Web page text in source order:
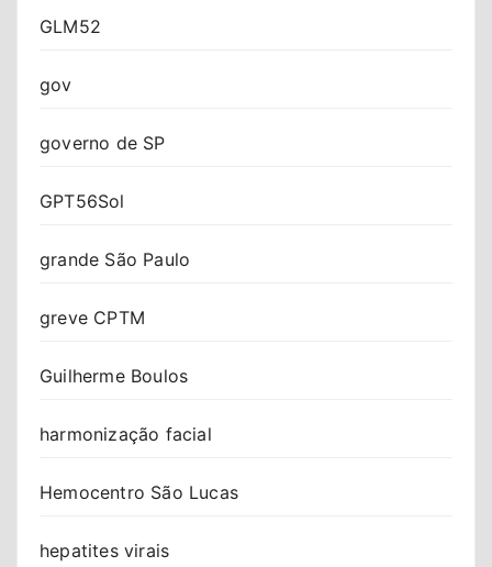
GLM52
gov
governo de SP
GPT56Sol
grande São Paulo
greve CPTM
Guilherme Boulos
harmonização facial
Hemocentro São Lucas
hepatites virais